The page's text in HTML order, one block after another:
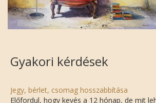
Gyakori kérdések
Jegy, bérlet, csomag hosszabbítása
Előfordul, hogy kevés a 12 hónap, de mit